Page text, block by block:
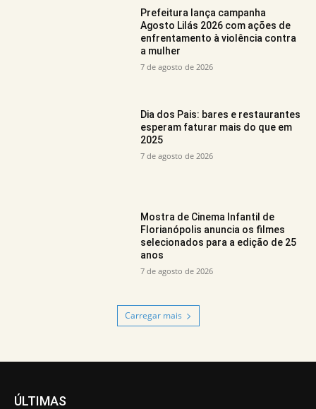
Prefeitura lança campanha
Agosto Lilás 2026 com ações de
enfrentamento à violência contra
a mulher
7 de agosto de 2026
Dia dos Pais: bares e restaurantes
esperam faturar mais do que em
2025
7 de agosto de 2026
Mostra de Cinema Infantil de
Florianópolis anuncia os filmes
selecionados para a edição de 25
anos
7 de agosto de 2026
Carregar mais
ÚLTIMAS